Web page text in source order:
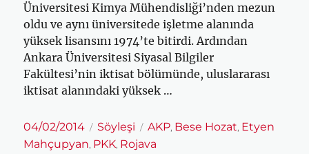
Üniversitesi Kimya Mühendisliği’nden mezun
oldu ve aynı üniversitede işletme alanında
yüksek lisansını 1974’te bitirdi. Ardından
Ankara Üniversitesi Siyasal Bilgiler
Fakültesi’nin iktisat bölümünde, uluslararası
iktisat alanındaki yüksek …
Yayın
tarihi
04/02/2014 Kategoriler
Söyleşi Etiketler
AKP, Bese Hozat, Etyen
Mahçupyan, PKK, Rojava